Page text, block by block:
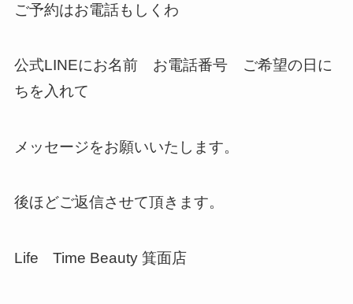
ご予約はお電話もしくわ
公式LINEにお名前 お電話番号 ご希望の日に
ちを入れて
メッセージをお願いいたします。
後ほどご返信させて頂きます。
Life Time Beauty 箕面店